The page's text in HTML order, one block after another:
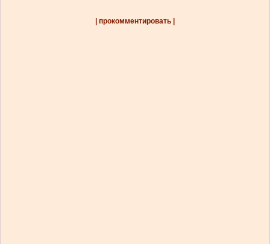
| прокомментировать |